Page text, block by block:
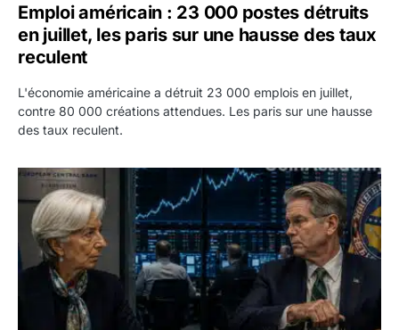
Emploi américain : 23 000 postes détruits
en juillet, les paris sur une hausse des taux
reculent
L'économie américaine a détruit 23 000 emplois en juillet,
contre 80 000 créations attendues. Les paris sur une hausse
des taux reculent.
Yen : Washington a vendu des euros sans prévenir la